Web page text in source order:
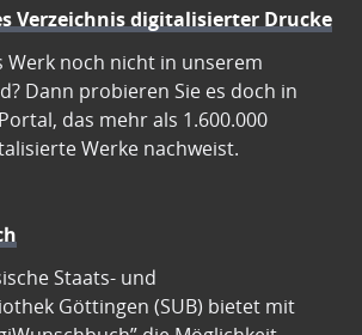
Verzeichnis digitalisierter Drucke
Werk noch nicht in unserem
Dann probieren Sie es doch in
das mehr als 1.600.000
Werke nachweist.
Staats- und
Göttingen (SUB) bietet mit